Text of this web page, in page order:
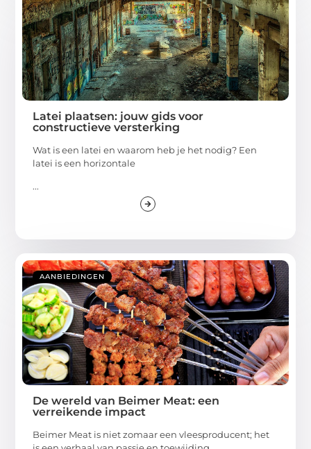
Latei plaatsen: jouw gids voor
constructieve versterking
Wat is een latei en waarom heb je het nodig? Een
latei is een horizontale
...
AANBIEDINGEN
De wereld van Beimer Meat: een
verreikende impact
Beimer Meat is niet zomaar een vleesproducent; het